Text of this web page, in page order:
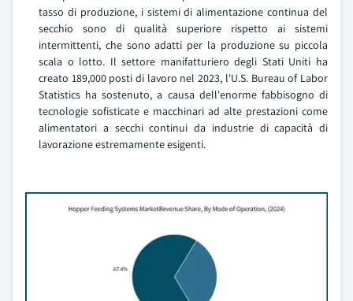
tasso di produzione, i sistemi di alimentazione continua del
secchio sono di qualità superiore rispetto ai sistemi
intermittenti, che sono adatti per la produzione su piccola
scala o lotto. Il settore manifatturiero degli Stati Uniti ha
creato 189,000 posti di lavoro nel 2023, l'U.S. Bureau of Labor
Statistics ha sostenuto, a causa dell'enorme fabbisogno di
tecnologie sofisticate e macchinari ad alte prestazioni come
alimentatori a secchi continui da industrie di capacità di
lavorazione estremamente esigenti.